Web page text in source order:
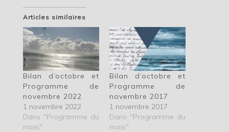
Articles similaires
Bilan d’octobre et
Programme de
novembre 2022
1 novembre 2022
Dans "Programme du
mois"
Bilan d’octobre et
Programme de
novembre 2017
1 novembre 2017
Dans "Programme du
mois"